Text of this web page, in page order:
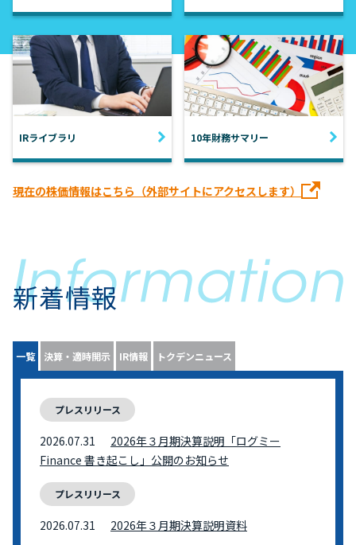
IRライブラリ 10年財務サマリー
現在の株価情報はこちら（外部サイトにアクセスします）
新着情報
一覧 決算・適時開示 IR情報 トクデンニュース
プレスリリース
2026.07.31
2026年３月期決算説明「ログミー
Finance 書き起こし」公開のお知らせ
プレスリリース
2026.07.31 2026年３月期決算説明資料